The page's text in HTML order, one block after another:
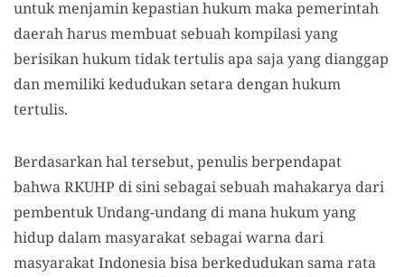
untuk menjamin kepastian hukum maka pemerintah
daerah harus membuat sebuah kompilasi yang
berisikan hukum tidak tertulis apa saja yang dianggap
dan memiliki kedudukan setara dengan hukum
tertulis.
Berdasarkan hal tersebut, penulis berpendapat
bahwa RKUHP di sini sebagai sebuah mahakarya dari
pembentuk Undang-undang di mana hukum yang
hidup dalam masyarakat sebagai warna dari
masyarakat Indonesia bisa berkedudukan sama rata